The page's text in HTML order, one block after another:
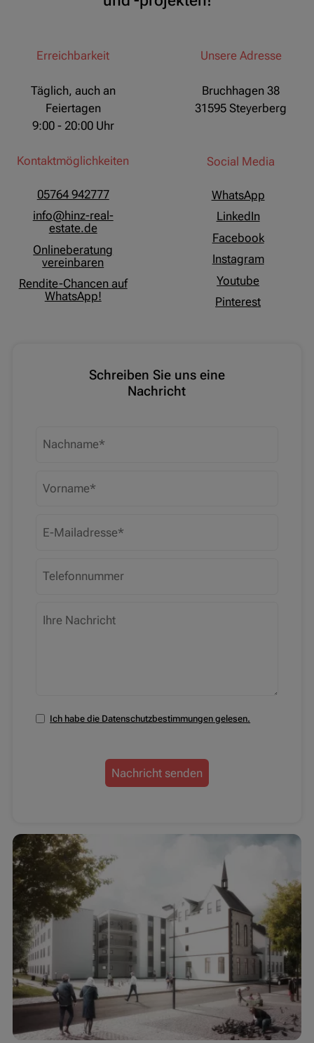
Erreichbarkeit
Täglich, auch an
Feiertagen
9:00 - 20:00 Uhr
Kontaktmöglichkeiten
05764 942777
info@hinz-real-
estate.de
Onlineberatung
vereinbaren
Rendite-Chancen auf
WhatsApp!
Unsere Adresse
Bruchhagen 38
31595 Steyerberg
Social Media
WhatsApp
LinkedIn
Facebook
Instagram
Youtube
Pinterest
Schreiben Sie uns eine
Nachricht
Ich habe die Datenschutzbestimmungen gelesen.
Nachricht senden